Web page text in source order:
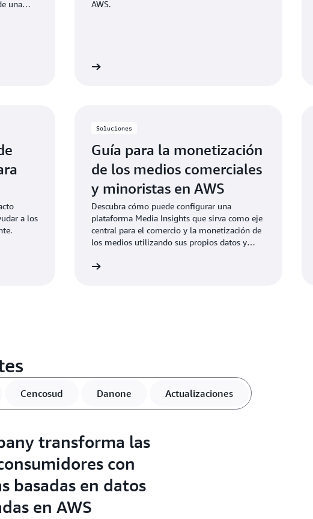
una
AWS.
a los
Soluciones
Guía para la monetización
de los medios comerciales
y minoristas en AWS
Descubra cómo puede configurar una
plataforma Media Insights que sirva como eje
central para el comercio y la monetización de
los medios utilizando sus propios datos y
Cencosud Danone Actualizaciones
transforma las
con
basadas en datos
en AWS